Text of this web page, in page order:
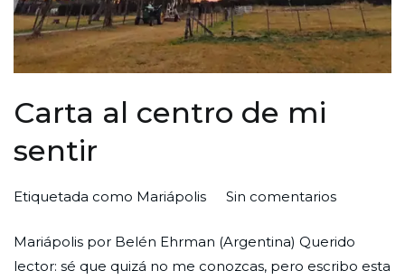
Carta al centro de mi
sentir
Por
Ciudad
Nueva
Publicada
31
de
Publicada
Un
lugar
Etiquetada como Mariápolis Sin comentariosen
al
centro
Mariápolis por Belén Ehrman (Argentina) Querido
lector: sé que quizá no me conozcas, pero escribo esta